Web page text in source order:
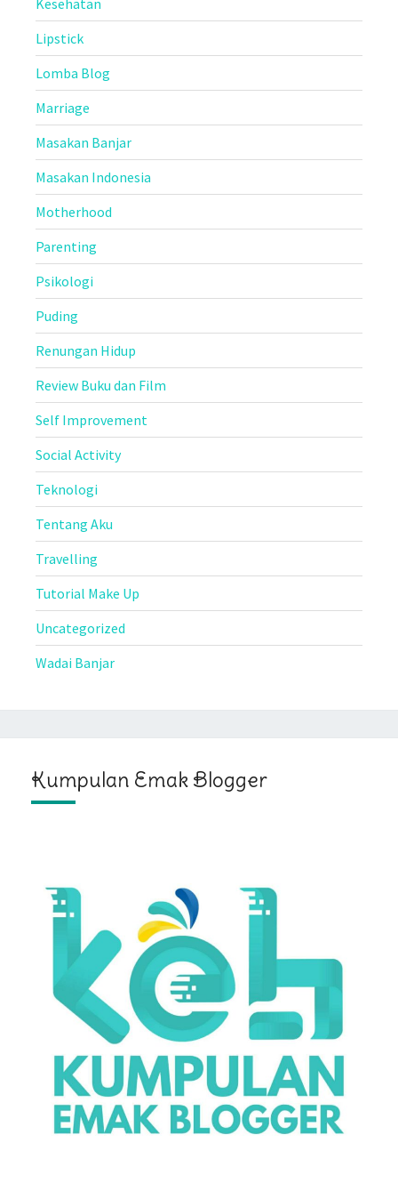
Lipstick
Lomba Blog
Marriage
Masakan Banjar
Masakan Indonesia
Motherhood
Parenting
Psikologi
Puding
Renungan Hidup
Review Buku dan Film
Self Improvement
Social Activity
Teknologi
Tentang Aku
Travelling
Tutorial Make Up
Uncategorized
Wadai Banjar
Kumpulan Emak Blogger